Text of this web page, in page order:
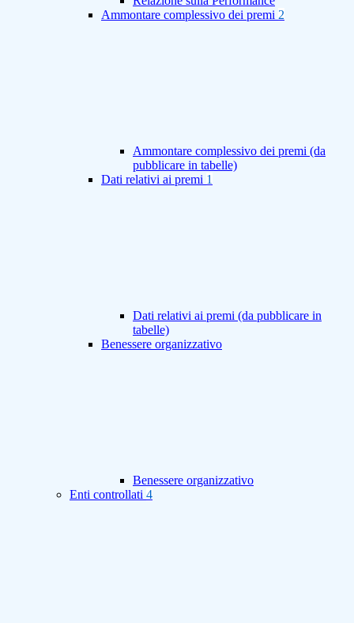
Ammontare complessivo dei premi 2
Ammontare complessivo dei premi (da
pubblicare in tabelle)
Dati relativi ai premi 1
Dati relativi ai premi (da pubblicare in
tabelle)
Benessere organizzativo
Benessere organizzativo
Enti controllati 4